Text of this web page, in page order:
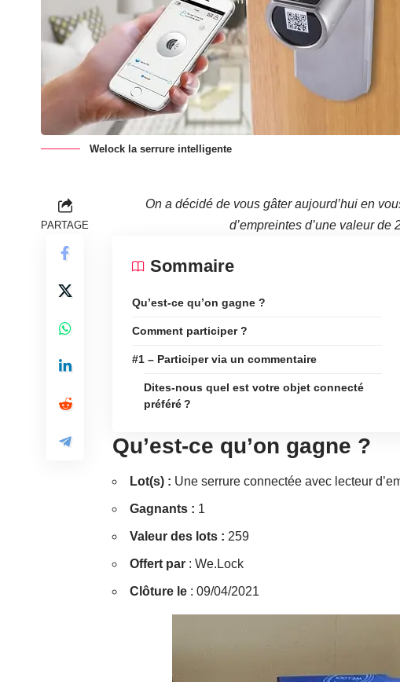
Welock la serrure intelligente
PARTAGE
On a décidé de vous gâter aujourd’hui en
d’empreintes d’une valeur de
Sommaire
Qu’est-ce qu’on gagne ?
Comment participer ?
#1 – Participer via un commentaire
Dites-nous quel est votre objet connecté
préféré ?
Qu’est-ce qu’on gagne ?
Lot(s) : Une serrure connectée avec lecteur
Gagnants : 1
Valeur des lots : 259
Offert par : We.Lock
Clôture le : 09/04/2021